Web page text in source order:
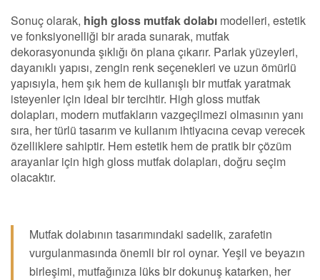
Sonuç olarak, high gloss mutfak dolabı modelleri, estetik
ve fonksiyonelliği bir arada sunarak, mutfak
dekorasyonunda şıklığı ön plana çıkarır. Parlak yüzeyleri,
dayanıklı yapısı, zengin renk seçenekleri ve uzun ömürlü
yapısıyla, hem şık hem de kullanışlı bir mutfak yaratmak
isteyenler için ideal bir tercihtir. High gloss mutfak
dolapları, modern mutfakların vazgeçilmezi olmasının yanı
sıra, her türlü tasarım ve kullanım ihtiyacına cevap verecek
özelliklere sahiptir. Hem estetik hem de pratik bir çözüm
arayanlar için high gloss mutfak dolapları, doğru seçim
olacaktır.
Mutfak dolabının tasarımındaki sadelik, zarafetin
vurgulanmasında önemli bir rol oynar. Yeşil ve beyazın
birleşimi, mutfağınıza lüks bir dokunuş katarken, her